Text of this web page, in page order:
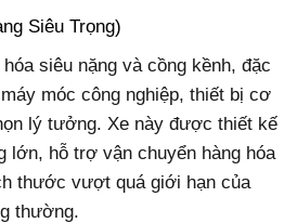
Siêu Trọng)
siêu nặng và cồng kềnh, đặc
móc công nghiệp, thiết bị cơ
lý tưởng. Xe này được thiết kế
lớn, hỗ trợ vận chuyển hàng hóa
thước vượt quá giới hạn của
thường.